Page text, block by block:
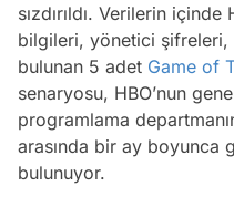
sızdırıldı. Verilerin
bilgileri, yönetici şifreleri,
bulunan 5 adet Game of
senaryosu, HBO’nun
programlama
arasında bir ay boyunca
bulunuyor.